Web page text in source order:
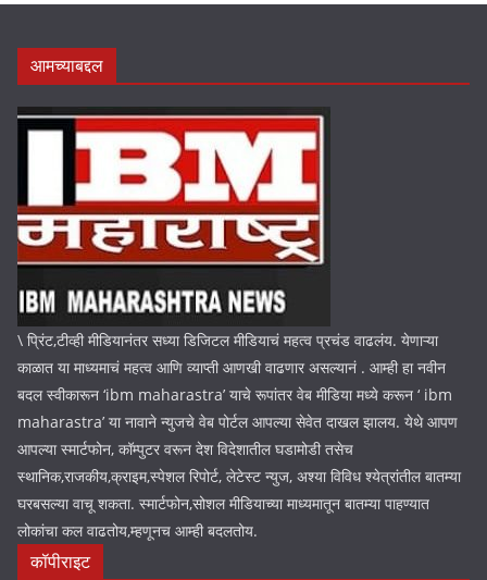
आमच्याबद्दल
\ प्रिंट,टीव्ही मीडियानंतर सध्या डिजिटल मीडियाचं महत्व प्रचंड वाढलंय. येणाऱ्या
काळात या माध्यमाचं महत्व आणि व्याप्ती आणखी वाढणार असल्यानं . आम्ही हा नवीन
बदल स्वीकारून ‘ibm maharastra’ याचे रूपांतर वेब मीडिया मध्ये करून ‘ ibm
maharastra’ या नावाने न्युजचे वेब पोर्टल आपल्या सेवेत दाखल झालय. येथे आपण
आपल्या स्मार्टफोन, कॉम्पुटर वरून देश विदेशातील घडामोडी तसेच
स्थानिक,राजकीय,क्राइम,स्पेशल रिपोर्ट, लेटेस्ट न्युज, अश्या विविध श्येत्रांतील बातम्या
घरबसल्या वाचू शकता. स्मार्टफोन,सोशल मीडियाच्या माध्यमातून बातम्या पाहण्यात
लोकांचा कल वाढतोय,म्हणूनच आम्ही बदलतोय.
कॉपीराइट